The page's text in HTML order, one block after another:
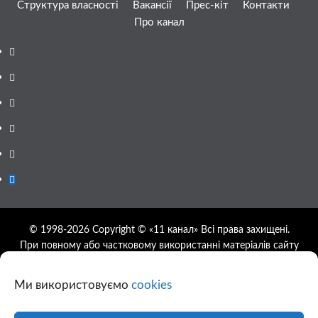
Ми використовуємо cookies
Структура власності
Вакансії Прес-кіт
Контакти
Про канал
Facebook
YouTube
Telegram
Instagram
Twitter
Google
© 1998-2026 Copyright © «11 канал» Всі права захищені.
При повному або частковому використанні матеріалів сайту